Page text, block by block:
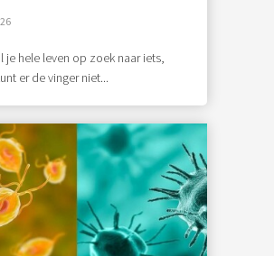
je hele leven op zoek naar iets,
er de vinger niet...